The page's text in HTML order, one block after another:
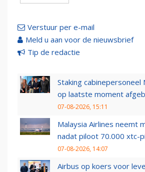
Verstuur per e-mail
Meld u aan voor de nieuwsbrief
Tip de redactie
Staking cabinepersoneel
op laatste moment
07-08-2026, 15:11
Malaysia Airlines neemt
nadat piloot 70.000 xtc-
07-08-2026, 14:07
Airbus op koers voor